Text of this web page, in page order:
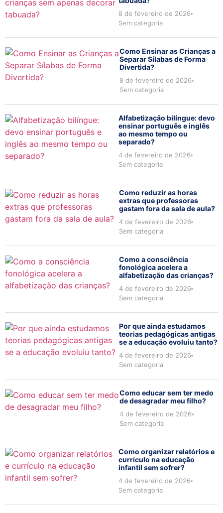
8 de fevereiro de 2026
Sem categoria
Como Ensinar as Crianças a
Separar Sílabas de Forma
Divertida?
8 de fevereiro de 2026
Sem categoria
Alfabetização bilíngue: devo
ensinar português e inglês
ao mesmo tempo ou
separado?
4 de fevereiro de 2026
Sem categoria
Como reduzir as horas
extras que professoras
gastam fora da sala de aula?
4 de fevereiro de 2026
Sem categoria
Como a consciência
fonológica acelera a
alfabetização das crianças?
4 de fevereiro de 2026
Sem categoria
Por que ainda estudamos
teorias pedagógicas antigas
se a educação evoluiu tanto?
4 de fevereiro de 2026
Sem categoria
Como educar sem ter medo
de desagradar meu filho?
4 de fevereiro de 2026
Sem categoria
Como organizar relatórios e
currículo na educação
infantil sem sofrer?
4 de fevereiro de 2026
Sem categoria